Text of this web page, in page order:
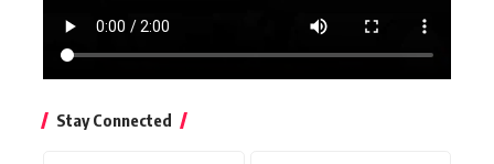
Stay Connected